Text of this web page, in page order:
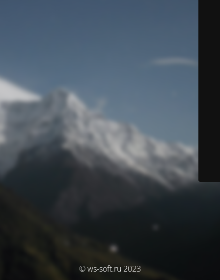
© ws-soft.ru 2023